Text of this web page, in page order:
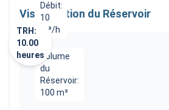
Visualisation du Réservoir
Volume
du
Réservoir:
100 m³
Débit:
10
m³/h
TRH :
10.00
heures